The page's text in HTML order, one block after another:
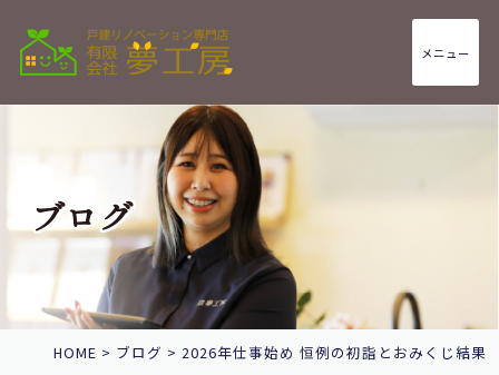
メニュー
ブログ
HOME > ブログ > 2026年仕事始め 恒例の初詣とおみくじ結果